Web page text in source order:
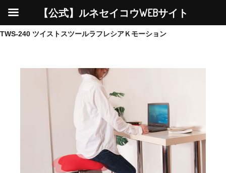
TWS-240 ツイストスツールラフレシアＫモーション
【公式】ルネセイコウWEBサイト